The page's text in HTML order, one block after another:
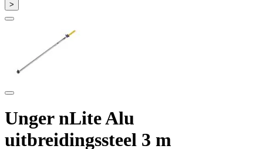
>
Unger nLite Alu
uitbreidingssteel 3 m